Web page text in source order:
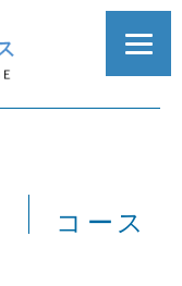
コース